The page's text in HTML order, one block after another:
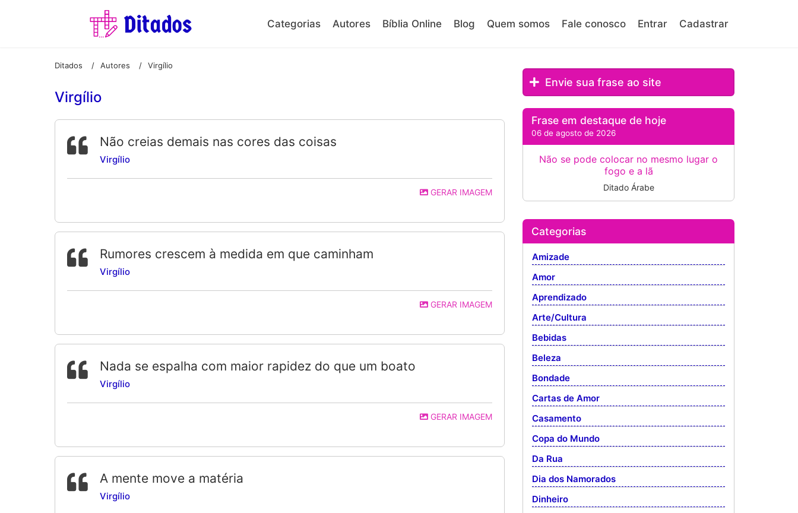
Categorias Autores Bíblia Online Blog Quem somos Fale conosco Entrar Cadastrar
Ditados / Autores / Virgílio
Virgílio
Não creias demais nas cores das coisas
Virgílio
GERAR IMAGEM
Rumores crescem à medida em que caminham
Virgílio
GERAR IMAGEM
Nada se espalha com maior rapidez do que um boato
Virgílio
GERAR IMAGEM
A mente move a matéria
Virgílio
Envie sua frase ao site
Frase em destaque de hoje
06 de agosto de 2026
Não se pode colocar no mesmo lugar o
fogo e a lã
Ditado Árabe
Categorias
Amizade
Amor
Aprendizado
Arte/Cultura
Bebidas
Beleza
Bondade
Cartas de Amor
Casamento
Copa do Mundo
Da Rua
Dia dos Namorados
Dinheiro